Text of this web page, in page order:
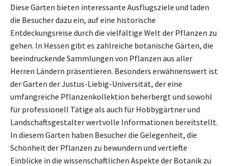
Diese Gärten bieten interessante Ausflugsziele und laden
die Besucher dazu ein, auf eine historische
Entdeckungsreise durch die vielfältige Welt der Pflanzen zu
gehen. In Hessen gibt es zahlreiche botanische Gärten, die
beeindruckende Sammlungen von Pflanzen aus aller
Herren Ländern präsentieren. Besonders erwähnenswert ist
der Garten der Justus-Liebig-Universität, der eine
umfangreiche Pflanzenkollektion beherbergt und sowohl
für professionell Tätige als auch für Hobbygärtner und
Landschaftsgestalter wertvolle Informationen bereitstellt.
In diesem Garten haben Besucher die Gelegenheit, die
Schönheit der Pflanzen zu bewundern und vertiefte
Einblicke in die wissenschaftlichen Aspekte der Botanik zu